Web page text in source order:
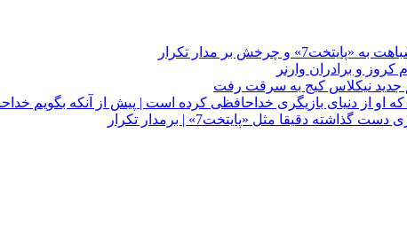
چرخش بر مدار تکرار
از دنیای بازیگری خداحافظی کرده است | پیش از آنکه بگویم
دقیقا مثل «پایتخت7» | برمدار تکرار